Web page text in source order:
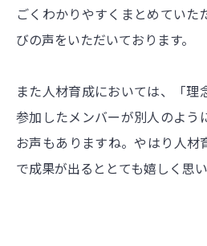
ごくわかりやすくまとめてい
びの声をいただいております。
また人材育成においては、「理
参加したメンバーが別人のよう
お声もありますね。やはり人材
で成果が出るととても嬉しく思い